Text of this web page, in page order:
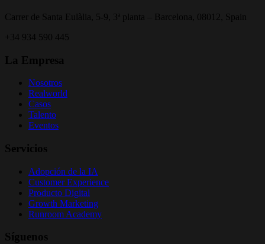
Carrer de Santa Eulàlia, 5-9, 3ª planta – Barcelona, 08012, Spain
+34 934 590 445
La Empresa
Nosotros
Realworld
Casos
Talento
Eventos
Servicios
Adopción de la IA
Customer Experience
Producto Digital
Growth Marketing
Runroom Academy
Síguenos